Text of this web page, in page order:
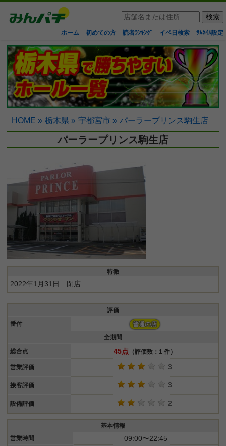
ホーム 初めての方 読者ﾗﾝｷﾝｸﾞ イベ日検索 ｻﾑﾈｲﾙ設定
HOME » 栃木県 » 宇都宮市 » パーラープリンス駒生店
パーラープリンス駒生店
特徴
2022年1月31日 閉店
評価
番付
普通の店
全期間
総合点
45点 （評価数：1 件）
営業評価 3
接客評価 3
設備評価 2
基本情報
営業時間
09:00〜22:45